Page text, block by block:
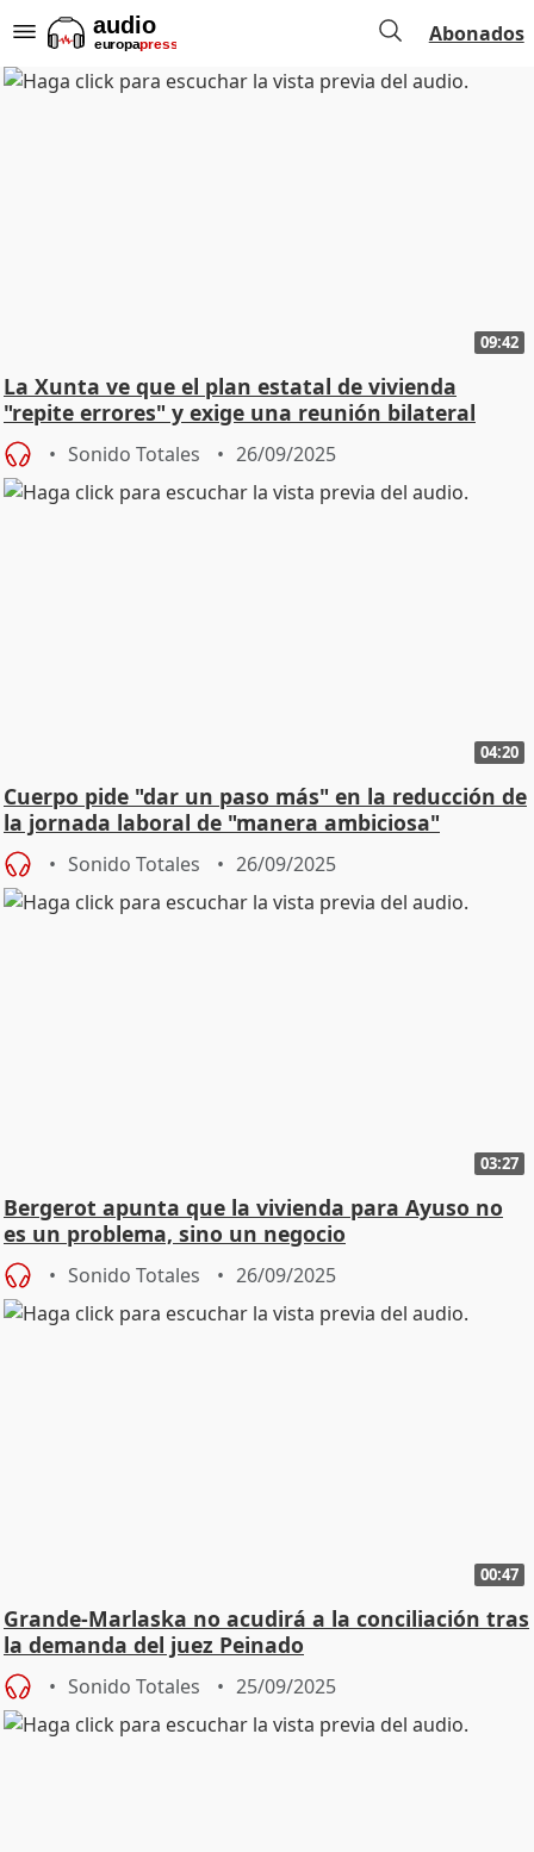
Abonados
09:42
La Xunta ve que el plan estatal de vivienda
"repite errores" y exige una reunión bilateral
Sonido Totales 26/09/2025
04:20
Cuerpo pide "dar un paso más" en la reducción de
la jornada laboral de "manera ambiciosa"
Sonido Totales 26/09/2025
03:27
Bergerot apunta que la vivienda para Ayuso no
es un problema, sino un negocio
Sonido Totales 26/09/2025
00:47
Grande-Marlaska no acudirá a la conciliación tras
la demanda del juez Peinado
Sonido Totales 25/09/2025